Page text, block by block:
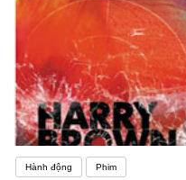
Hành động Phim